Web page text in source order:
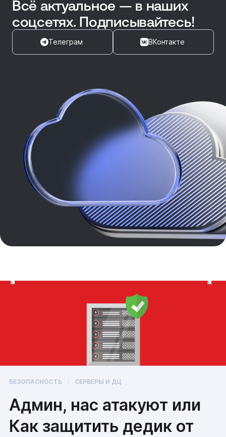
Всё актуальное — в наших
соцсетях. Подписывайтесь!
Телеграм ВКонтакте
БЕЗОПАСНОСТЬ СЕРВЕРЫ И ДЦ
Админ, нас атакуют или
Как защитить дедик от